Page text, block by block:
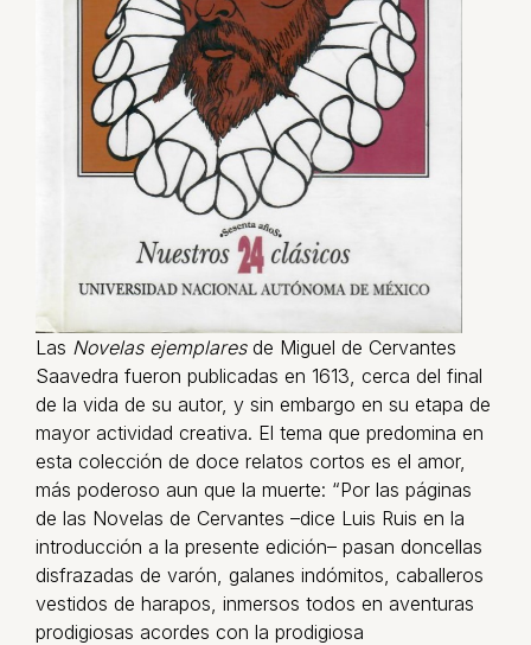
Las Novelas ejemplaresde Miguel de Cervantes
Saavedra fueron publicadas en 1613, cerca del final
de la vida de su autor, y sin embargo en su etapa de
mayor actividad creativa. El tema que predomina en
esta colección de doce relatos cortos es el amor,
más poderoso aun que la muerte: “Por las páginas
de las Novelas de Cervantes –dice Luis Ruis en la
introducción a la presente edición– pasan doncellas
disfrazadas de varón, galanes indómitos, caballeros
vestidos de harapos, inmersos todos en aventuras
prodigiosas acordes con la prodigiosa